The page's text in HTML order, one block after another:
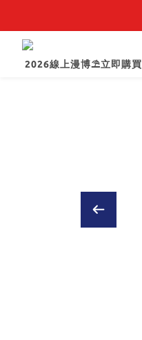
2026線上漫博⛱️立即購買